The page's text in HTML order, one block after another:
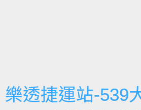
樂透捷運站-539